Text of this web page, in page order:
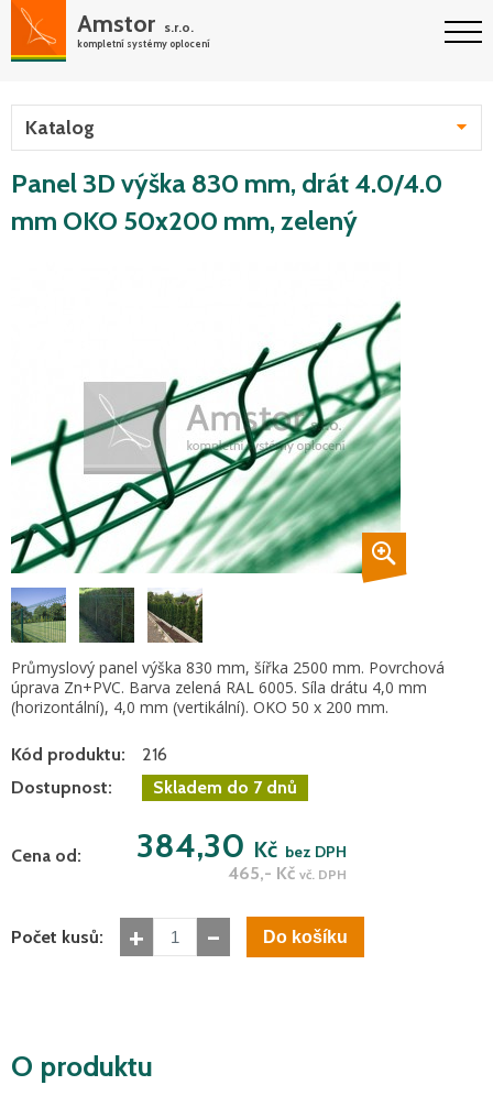
Amstor s.r.o.
kompletní systémy oplocení
Katalog
Panel 3D výška 830 mm, drát 4.0/4.0
mm OKO 50x200 mm, zelený
Průmyslový panel výška 830 mm, šířka 2500 mm. Povrchová
úprava Zn+PVC. Barva zelená RAL 6005. Síla drátu 4,0 mm
(horizontální), 4,0 mm (vertikální). OKO 50 x 200 mm.
Kód produktu:
216
Dostupnost:
Skladem do 7 dnů
Cena od: 384,30 Kč bez DPH
465,- Kč vč. DPH
Počet kusů: + -
O produktu